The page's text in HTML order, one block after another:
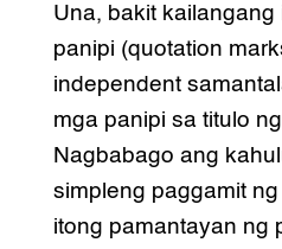
Una, bakit kailangang
panipi (quotation
independent
mga panipi sa titulo
Nagbabago ang
simpleng paggamit
itong pamantayan ng